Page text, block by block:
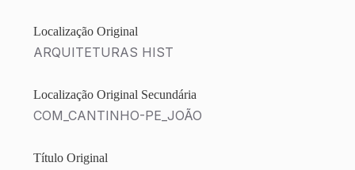
Localização Original
ARQUITETURAS HIST
Localização Original Secundária
COM_CANTINHO-PE_JOÃO
Título Original